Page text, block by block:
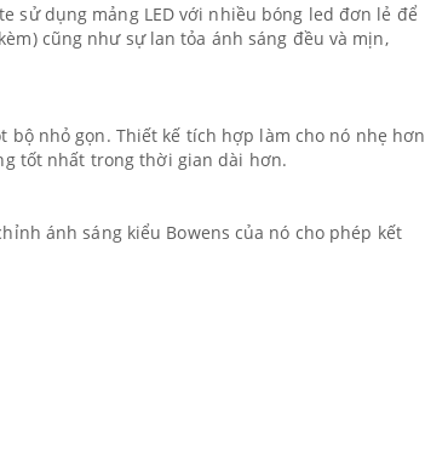
sử dụng mảng LED với nhiều bóng led đơn lẻ để
cũng như sự lan tỏa ánh sáng đều và mịn,
bộ nhỏ gọn. Thiết kế tích hợp làm cho nó nhẹ hơn
tốt nhất trong thời gian dài hơn.
ánh sáng kiểu Bowens của nó cho phép kết